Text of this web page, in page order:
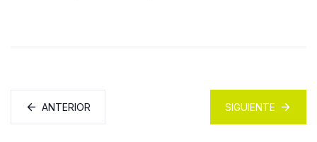
ANTERIOR SIGUIENTE